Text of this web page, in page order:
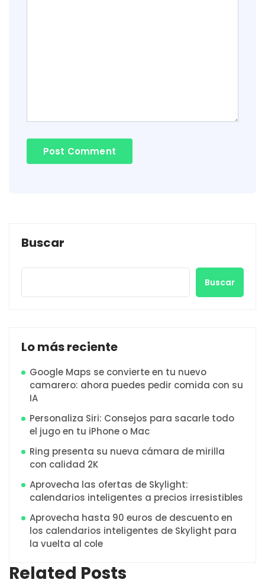
Buscar
Buscar
Lo más reciente
Google Maps se convierte en tu nuevo
camarero: ahora puedes pedir comida con su
IA
Personaliza Siri: Consejos para sacarle todo
el jugo en tu iPhone o Mac
Ring presenta su nueva cámara de mirilla
con calidad 2K
Aprovecha las ofertas de Skylight:
calendarios inteligentes a precios irresistibles
Aprovecha hasta 90 euros de descuento en
los calendarios inteligentes de Skylight para
la vuelta al cole
Related Posts